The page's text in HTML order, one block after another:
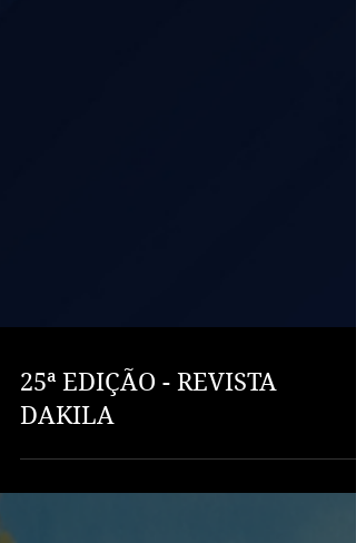
25ª EDIÇÃO - REVISTA
DAKILA